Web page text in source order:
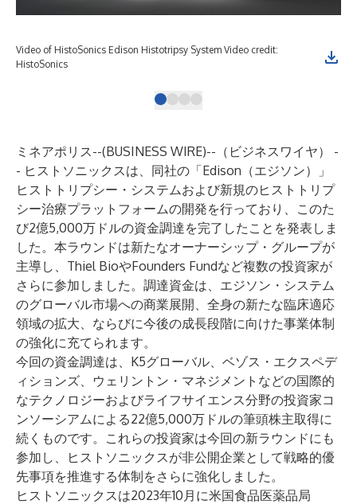
Video of HistoSonics Edison Histotripsy System Video credit:
HistoSonics
ミネアポリス--(BUSINESS WIRE)-- （ビジネスワイヤ） -
- ヒストソニックスは、同社の「Edison（エジソン）」
ヒストトリプシー・システムおよび新規のヒストトリプ
シー治療プラットフォームの開発を行っており、このた
び2億5,000万ドルの資金調達を完了したことを発表しま
した。本ラウンドは新たなオーナーシップ・グループが
主導し、Thiel BioやFounders Fundなど複数の投資家が
さらに参加しました。調達資金は、エジソン・システム
のグローバル市場への商業展開、全身の新たな臨床適応
領域の拡大、ならびに今後の成長段階に向けた事業体制
の強化に充てられます。
今回の資金調達は、K5グローバル、ベゾス・エクスペデ
ィションズ、ウェリントン・マネジメントなどの国際的
なテクノロジーおよびライフサイエンス分野の投資家コ
ンソーシアムによる22億5,000万ドルの筆頭株主取得に
続くものです。これらの投資家は今回の新ラウンドにも
参加し、ヒストソニックスが非公開企業として戦略的優
先事項を推進する体制をさらに強化しました。
ヒストソニックスは2023年10月に米国食品医薬品局